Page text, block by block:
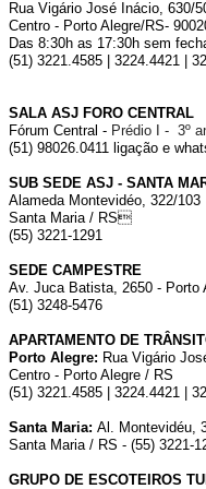
Rua Vigário José Inácio, 630/
Centro - Porto Alegre/RS-
Das 8:30h as 17:30h sem
(51) 3221.4585 | 3224.4421 |
SALA ASJ FORO CENTRAL
Fórum Central - Prédio I - 3º
(51) 98026.0411 ligação e
SUB SEDE ASJ - SANTA
Alameda Montevidéo, 322/103
Santa Maria / RS
(55) 3221-1291
SEDE CAMPESTRE
Av. Juca Batista, 2650 - Porto
(51) 3248-5476
APARTAMENTO DE
Porto Alegre: Rua Vigário
Centro - Porto Alegre / RS
(51) 3221.4585 | 3224.4421 |
Santa Maria: Al. Montevidéu,
Santa Maria / RS - (55) 3221-
GRUPO DE ESCOTEIROS